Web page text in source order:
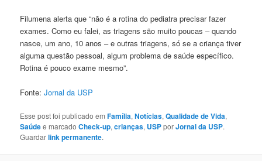
Filumena alerta que “não é a rotina do pediatra precisar fazer
exames. Como eu falei, as triagens são muito poucas – quando
nasce, um ano, 10 anos – e outras triagens, só se a criança tiver
alguma questão pessoal, algum problema de saúde específico.
Rotina é pouco exame mesmo”.
Fonte:Jornal da USP
Esse post foi publicado emFamília,Notícias,Qualidade de Vida,
Saúdee marcadoCheck-up,crianças, USPporJornal da USP.
Guardarlink permanente.